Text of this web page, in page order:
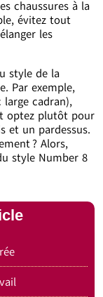
chaussures à la
évitez tout
les
style de la
Par exemple,
cadran),
optez plutôt pour
et un pardessus.
? Alors,
style Number 8